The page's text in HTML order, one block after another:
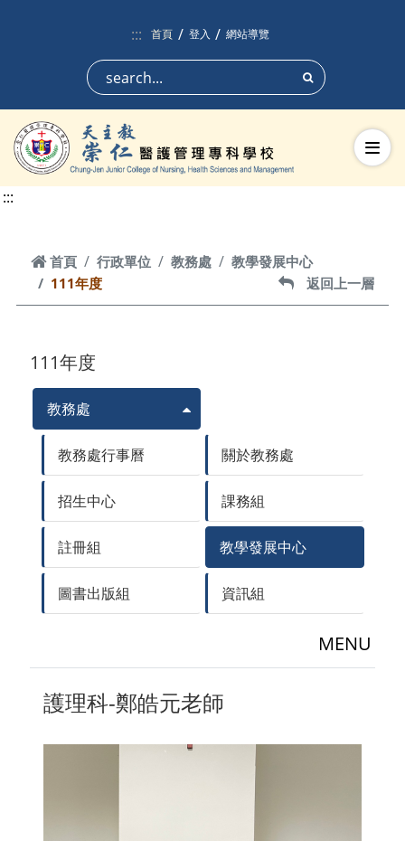
:::
首頁 登入 網站導覽
搜尋
切換
:::
首頁
首頁 行政單位 教務處
教學發展中心
111年度
返回上一層
返回上一層
111年度
教務處
教務處行事曆 關於教務處
招生中心 課務組
註冊組 教學發展中心
圖書出版組 資訊組
MENU
護理科-鄭皓元老師